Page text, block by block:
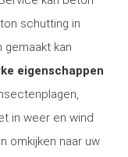
schutting in
kan
eigenschappen
in weer en wind
omkijken naar uw